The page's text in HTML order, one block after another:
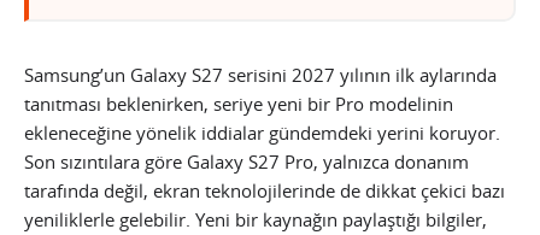
Samsung’un Galaxy S27 serisini 2027 yılının ilk aylarında
tanıtması beklenirken, seriye yeni bir Pro modelinin
ekleneceğine yönelik iddialar gündemdeki yerini koruyor.
Son sızıntılara göre Galaxy S27 Pro, yalnızca donanım
tarafında değil, ekran teknolojilerinde de dikkat çekici bazı
yeniliklerle gelebilir. Yeni bir kaynağın paylaştığı bilgiler,